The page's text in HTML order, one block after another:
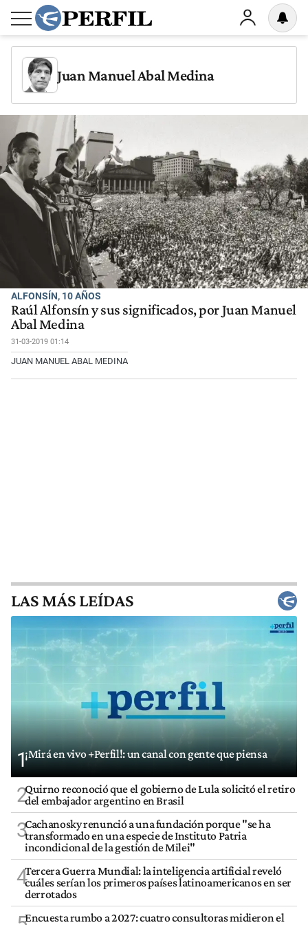
Juan Manuel Abal Medina
ALFONSÍN, 10 AÑOS
Raúl Alfonsín y sus significados, por Juan Manuel
Abal Medina
31-03-2019 01:14
JUAN MANUEL ABAL MEDINA
LAS MÁS LEÍDAS
1¡Mirá en vivo +Perfil!: un canal con gente que piensa
2Quirno reconoció que el gobierno de Lula solicitó el retiro
del embajador argentino en Brasil
3Cachanosky renunció a una fundación porque "se ha
transformado en una especie de Instituto Patria
incondicional de la gestión de Milei"
4Tercera Guerra Mundial: la inteligencia artificial reveló
cuáles serían los primeros países latinoamericanos en ser
derrotados
Encuesta rumbo a 2027: cuatro consultoras midieron el